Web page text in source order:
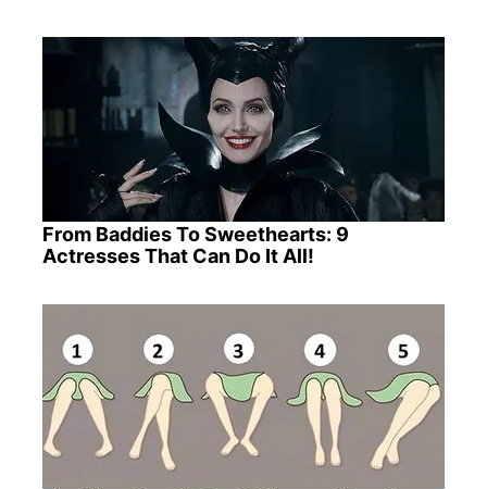
From Baddies To Sweethearts: 9
Actresses That Can Do It All!